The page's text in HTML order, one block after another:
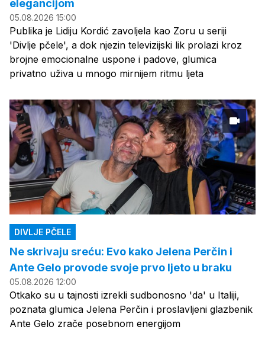
elegancijom
05.08.2026 15:00
Publika je Lidiju Kordić zavoljela kao Zoru u seriji
'Divlje pčele', a dok njezin televizijski lik prolazi kroz
brojne emocionalne uspone i padove, glumica
privatno uživa u mnogo mirnijem ritmu ljeta
DIVLJE PČELE
Ne skrivaju sreću: Evo kako Jelena Perčin i
Ante Gelo provode svoje prvo ljeto u braku
05.08.2026 12:00
Otkako su u tajnosti izrekli sudbonosno 'da' u Italiji,
poznata glumica Jelena Perčin i proslavljeni glazbenik
Ante Gelo zrače posebnom energijom